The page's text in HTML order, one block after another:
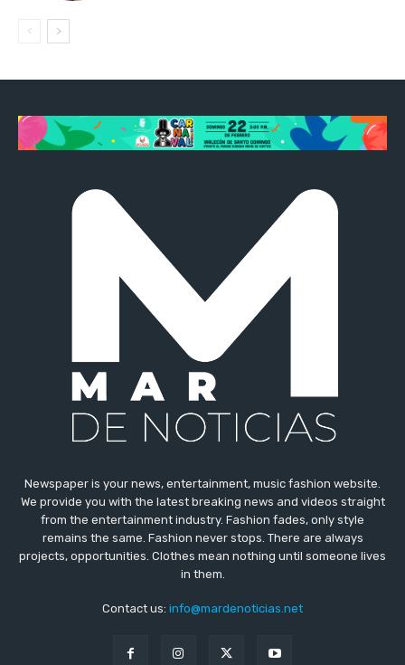
Newspaper is your news, entertainment, music fashion website.
We provide you with the latest breaking news and videos straight
from the entertainment industry. Fashion fades, only style
remains the same. Fashion never stops. There are always
projects, opportunities. Clothes mean nothing until someone lives
in them.
Contact us: info@mardenoticias.net